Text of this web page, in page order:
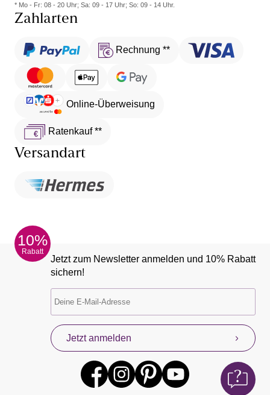
* Mo - Fr: 08 - 20 Uhr; Sa: 09 - 17 Uhr; So: 09 - 14 Uhr.
Zahlarten
Rechnung **
Online-Überweisung
Ratenkauf **
Versandart
10%
Rabatt
Jetzt zum Newsletter anmelden und 10% Rabatt
sichern!
Jetzt anmelden